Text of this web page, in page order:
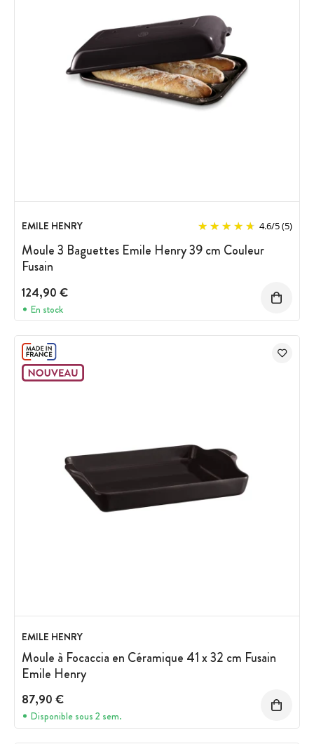
EMILE HENRY 4.6/5(5)
Moule 3 Baguettes Emile Henry 39 cm Couleur
Fusain
124,90 €
En stock
EMILE HENRY
Moule à Focaccia en Céramique 41 x 32 cm Fusain
Emile Henry
87,90 €
Disponible sous 2 sem.